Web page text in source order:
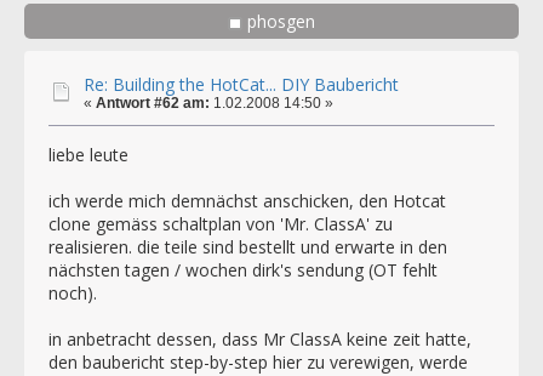
phosgen
Re: Building the HotCat... DIY Baubericht
« Antwort #62 am: 1.02.2008 14:50 »
liebe leute
ich werde mich demnächst anschicken, den Hotcat
clone gemäss schaltplan von 'Mr. ClassA' zu
realisieren. die teile sind bestellt und erwarte in den
nächsten tagen / wochen dirk's sendung (OT fehlt
noch).
in anbetracht dessen, dass Mr ClassA keine zeit hatte,
den baubericht step-by-step hier zu verewigen, werde